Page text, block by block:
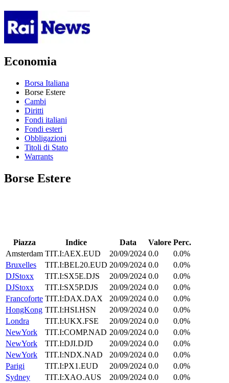
Economia
Borsa Italiana
Borse Estere
Cambi
Diritti
Fondi italiani
Fondi esteri
Obbligazioni
Titoli di Stato
Warrants
Borse Estere
Piazza Indice Data Valore Perc.
Amsterdam TIT.I:AEX.EUD 20/09/2024 0.0
0.0%
Bruxelles
TIT.I:BEL20.EUD 20/09/2024 0.0
0.0%
DJStoxx
TIT.I:SX5E.DJS 20/09/2024 0.0
0.0%
DJStoxx
TIT.I:SX5P.DJS 20/09/2024 0.0
0.0%
Francoforte TIT.I:DAX.DAX 20/09/2024 0.0
0.0%
HongKong TIT.I:HSI.HSN 20/09/2024 0.0
0.0%
Londra
TIT.I:UKX.FSE 20/09/2024 0.0
0.0%
NewYork
TIT.I:COMP.NAD 20/09/2024 0.0
0.0%
NewYork
TIT.I:DJI.DJD 20/09/2024 0.0
0.0%
NewYork
TIT.I:NDX.NAD 20/09/2024 0.0
0.0%
Parigi
TIT.I:PX1.EUD 20/09/2024 0.0
0.0%
Sydney
TIT.I:XAO.AUS 20/09/2024 0.0
0.0%